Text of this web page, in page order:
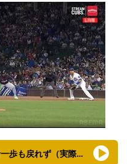
【映像】今永の“超絶牽制”に走者一歩も戻れず（実際の様子）